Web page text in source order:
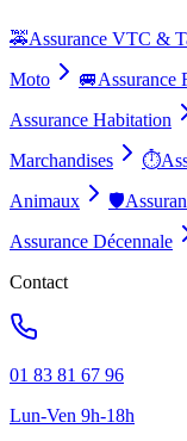
🚕Assurance VTC &
Moto
🚐Assurance
Assurance Habitation
Marchandises
⏱️
Animaux
🛡️
Assurance Décennale
Contact
01 83 81 67 96
Lun-Ven 9h-18h